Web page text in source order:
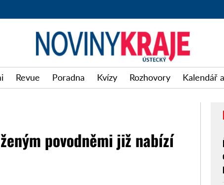
Revue Poradna Kvízy Rozhovory Kalendář
povodněmi již nabízí